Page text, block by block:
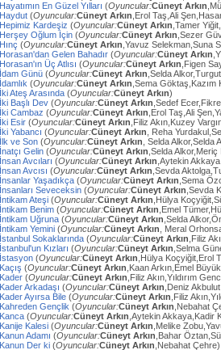
Hayatımın En Güzel Yılları (Oyuncular:Cüneyt Arkın
Haydut (Oyuncular:Cüneyt Arkın ,Erol Taş,Ali
Hepimiz Kardeşiz (Oyuncular:Cüneyt Arkın ,Tamer
Herşey Oğlum İçin (Oyuncular:Cüneyt Arkın ,Sezer
Hınç (Oyuncular:Cüneyt Arkın ,Yavuz Selekman,Suna
Horasan'dan Gelen Bahadır (Oyuncular:Cüneyt Arkın
Horasan'ın Üç Atlısı (Oyuncular:Cüneyt Arkın ,Figen
İdam Günü (Oyuncular:Cüneyt Arkın ,Selda
İdamlık (Oyuncular:Cüneyt Arkın ,Sema
İki Ateş Arasında (Oyuncular:Cüneyt Arkın)
İki Başlı Dev (Oyuncular:Cüneyt Arkın ,Sedef
İki Cambaz (Oyuncular:Cüneyt Arkın ,Erol Taş,Ali
İki Esir (Oyuncular:Cüneyt Arkın ,Filiz Akın,Kuzey
İki Yabancı (Oyuncular:Cüneyt Arkın , Reha
İlk ve Son (Oyuncular:Cüneyt Arkın , Selda Alkor,Selda
İnatçı Gelin (Oyuncular:Cüneyt Arkın ,Selda
İnsan Avcıları (Oyuncular:Cüneyt Arkın ,Aytekin
İnsan Avcısı (Oyuncular:Cüneyt Arkın ,Sevda
İnsanlar Yaşadıkça (Oyuncular:Cüneyt Arkın ,Sema
İnsanları Seveceksin (Oyuncular:Cüneyt Arkın ,Sevda
İntikam Ateşi (Oyuncular:Cüneyt Arkın ,Hülya
İntikam Benim (Oyuncular:Cüneyt Arkın ,Emel
İntikam Uğruna (Oyuncular:Cüneyt Arkın ,Selda
İntikam Yemini (Oyuncular:Cüneyt Arkın , Meral
İstanbul Sokaklarında (Oyuncular:Cüneyt Arkın ,Filiz
İstanbul'un Kızları (Oyuncular:Cüneyt Arkın ,Selma
İstasyon (Oyuncular:Cüneyt Arkın ,Hülya Koçyiğit,Erol
Kaçış (Oyuncular:Cüneyt Arkın ,Kaan Arkın,Emel
Kader (Oyuncular:Cüneyt Arkın ,Filiz Akın,Yıldırım
Kader Arkadaşı (Oyuncular:Cüneyt Arkın ,Deniz
Kader Ayırsa Bile (Oyuncular:Cüneyt Arkın ,Filiz
Kahreden Gençlik (Oyuncular:Cüneyt Arkın ,Nebahat
Kanca (Oyuncular:Cüneyt Arkın ,Aytekin Akkaya,Kadir
Kanije Kalesi (Oyuncular:Cüneyt Arkın ,Melike
Kanun Adamı (Oyuncular:Cüneyt Arkın ,Bahar
Kanun Der ki (Oyuncular:Cüneyt Arkın ,Nebahat Çehre)